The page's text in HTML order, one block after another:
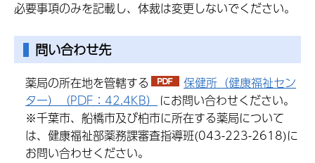
必要事項のみを記載し、体裁は変更しないでください。
問い合わせ先
薬局の所在地を管轄する
保健所（健康福祉セン
ター）（PDF：42.4KB）
にお問い合わせください。
※千葉市、船橋市及び柏市に所在する薬局について
は、健康福祉部薬務課審査指導班(043-223-2618)に
お問い合わせください。